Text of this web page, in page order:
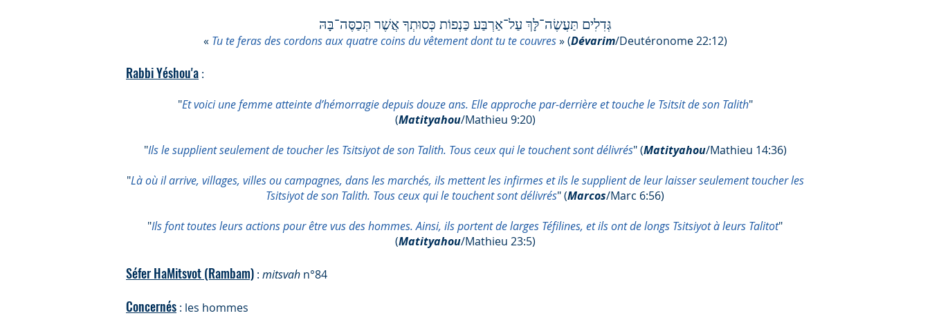
גְּדִלִים תַּעֲשֶׂה־לָּךְ עַל־אַרְבַּע כַּנְפוֹת כְּסוּתְךָ אֲשֶׁר תְּכַסֶּה־בָּהּ
« Tu te feras des cordons aux quatre coins du vêtement dont tu te couvres» (Dévarim/Deutéronome 22:12)
Rabbi Yéshou'a :
"Et voici une femme atteinte d’hémorragie depuis douze ans. Elle approche par-derrière et touche le Tsitsit de son Talith"
(Matityahou/Mathieu 9:20)
"Ils le supplient seulement de toucher les Tsitsiyot de son Talith. Tous ceux qui le touchent sont délivrés" (Matityahou/Mathieu 14:36)
"Là où il arrive, villages, villes ou campagnes, dans les marchés, ils mettent les infirmes et ils le supplient de leur laisser seulement toucher les
Tsitsiyot de son Talith. Tous ceux qui le touchent sont délivrés" (Marcos/Marc 6:56)
"Ils font toutes leurs actions pour être vus des hommes. Ainsi, ils portent de larges Téfilines, et ils ont de longs Tsitsiyot à leurs Talitot"
(Matityahou/Mathieu 23:5)
Séfer HaMitsvot (Rambam) : mitsvah n°84
Concernés : les hommes